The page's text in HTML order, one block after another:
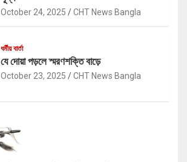
October 24, 2025 CHT News Bangla
ধর্মীয় বার্তা
যে দোয়া পড়লে স্মরণশক্তি বাড়ে
October 23, 2025 CHT News Bangla